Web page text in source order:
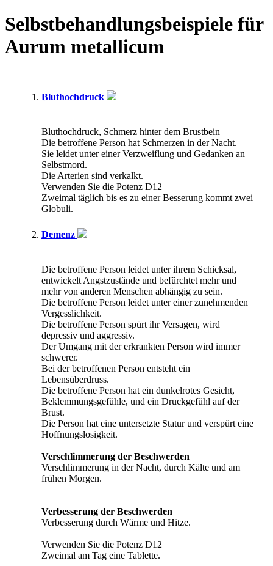
Selbstbehandlungsbeispiele für
Aurum metallicum
Bluthochdruck
Bluthochdruck, Schmerz hinter dem Brustbein
Die betroffene Person hat Schmerzen in der Nacht.
Sie leidet unter einer Verzweiflung und Gedanken an
Selbstmord.
Die Arterien sind verkalkt.
Verwenden Sie die Potenz D12
Zweimal täglich bis es zu einer Besserung kommt zwei
Globuli.
Demenz
Die betroffene Person leidet unter ihrem Schicksal,
entwickelt Angstzustände und befürchtet mehr und
mehr von anderen Menschen abhängig zu sein.
Die betroffene Person leidet unter einer zunehmenden
Vergesslichkeit.
Die betroffene Person spürt ihr Versagen, wird
depressiv und aggressiv.
Der Umgang mit der erkrankten Person wird immer
schwerer.
Bei der betroffenen Person entsteht ein
Lebensüberdruss.
Die betroffene Person hat ein dunkelrotes Gesicht,
Beklemmungsgefühle, und ein Druckgefühl auf der
Brust.
Die Person hat eine untersetzte Statur und verspürt eine
Hoffnungslosigkeit.
Verschlimmerung der Beschwerden
Verschlimmerung in der Nacht, durch Kälte und am
frühen Morgen.
Verbesserung der Beschwerden
Verbesserung durch Wärme und Hitze.
Verwenden Sie die Potenz D12
Zweimal am Tag eine Tablette.